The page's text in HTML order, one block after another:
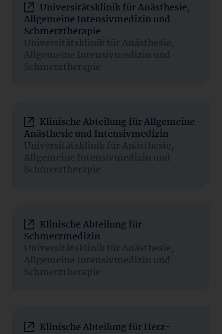
Universitätsklinik für Anästhesie,
Allgemeine Intensivmedizin und
Schmerztherapie
Universitätsklinik für Anästhesie,
Allgemeine Intensivmedizin und
Schmerztherapie
Klinische Abteilung für Allgemeine
Anästhesie und Intensivmedizin
Universitätsklinik für Anästhesie,
Allgemeine Intensivmedizin und
Schmerztherapie
Klinische Abteilung für
Schmerzmedizin
Universitätsklinik für Anästhesie,
Allgemeine Intensivmedizin und
Schmerztherapie
Klinische Abteilung für Herz-